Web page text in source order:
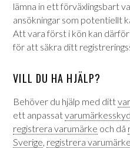
lämna in ett förväxlingsbart
ansökningar som potentiellt
Att vara först i kön kan
för att säkra ditt
VILL DU HA HJÄLP?
Behöver du hjälp med ditt
ett anpassat
registrera varumärke och då
Sverige, registrera